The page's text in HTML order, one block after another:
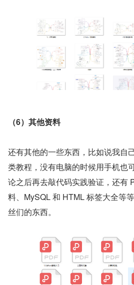
（6）其他资料
还有其他的一些东西，比如说我自
类教程，没有电脑的时候用手机也
论之后再去敲代码实践验证，还有
料、MySQL 和 HTML 标签大全等
丝们的东西。